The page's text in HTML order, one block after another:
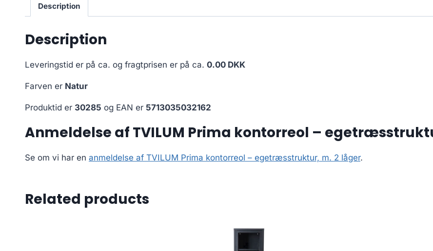
Description
Description
Leveringstid er på ca. og fragtprisen er på ca. 0.00 DKK
Farven er Natur
Produktid er 30285 og EAN er 5713035032162
Anmeldelse af TVILUM Prima kontorreol –
Se om vi har en anmeldelse af TVILUM Prima kontorreol – egetræsstruktur, m. 2 låger.
Related products